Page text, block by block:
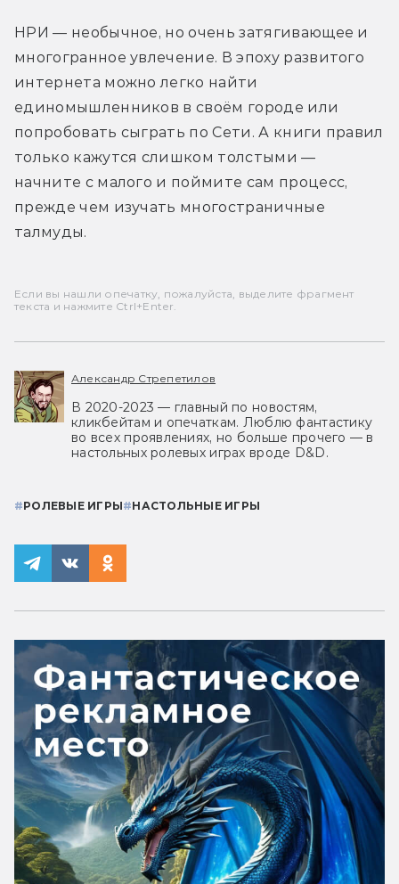
НРИ — необычное, но очень затягивающее и
многогранное увлечение. В эпоху развитого
интернета можно легко найти
единомышленников в своём городе или
попробовать сыграть по Сети. А книги правил
только кажутся слишком толстыми —
начните с малого и поймите сам процесс,
прежде чем изучать многостраничные
талмуды.
Если вы нашли опечатку, пожалуйста, выделите фрагмент
текста и нажмите Ctrl+Enter.
Александр Стрепетилов
В 2020-2023 — главный по новостям,
кликбейтам и опечаткам. Люблю фантастику
во всех проявлениях, но больше прочего — в
настольных ролевых играх вроде D&D.
#РОЛЕВЫЕ ИГРЫ#НАСТОЛЬНЫЕ ИГРЫ